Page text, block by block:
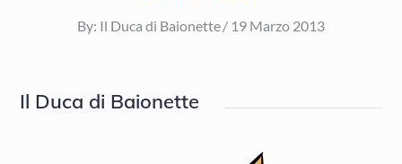
By: Il Duca di Baionette
Posted
19 Marzo 2013
Il Duca di Baionette